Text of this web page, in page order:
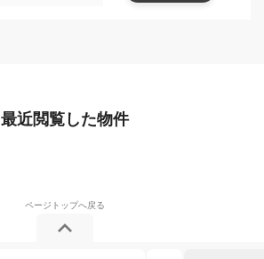
最近閲覧した物件